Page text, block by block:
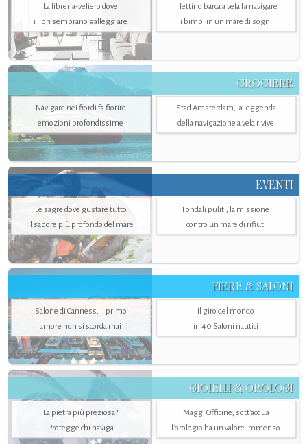
La libreria-veliero dove
i libri sembrano galleggiare
Il lettino barca a vela fa navigare
i bimbi in un mare di sogni
CROCIERE
Navigare nei fiordi fa fiorire
emozioni profondissime
Stad Amsterdam, la leggenda
della navigazione a vela rivive
EVENTI
Le sagre dove gustare tutto
il sapore più profondo del mare
Fondali puliti, la missione
contro un mare di rifiuti
FIERE & SALONI
Salone di Canness, il primo
amore non si scorda mai
Il giro del mondo
in 40 Saloni nautici
GIOIELLI & OROLOGI
La pietra più preziosa?
Protegge chi naviga
Maggi Officine, sott’acqua
l'orologio ha un valore immenso